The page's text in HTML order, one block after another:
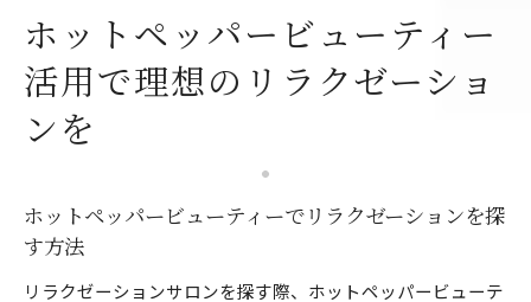
ホットペッパービューティー
活用で理想のリラクゼーショ
ンを
ホットペッパービューティーでリラクゼーションを探
す方法
リラクゼーションサロンを探す際、ホットペッパービューテ